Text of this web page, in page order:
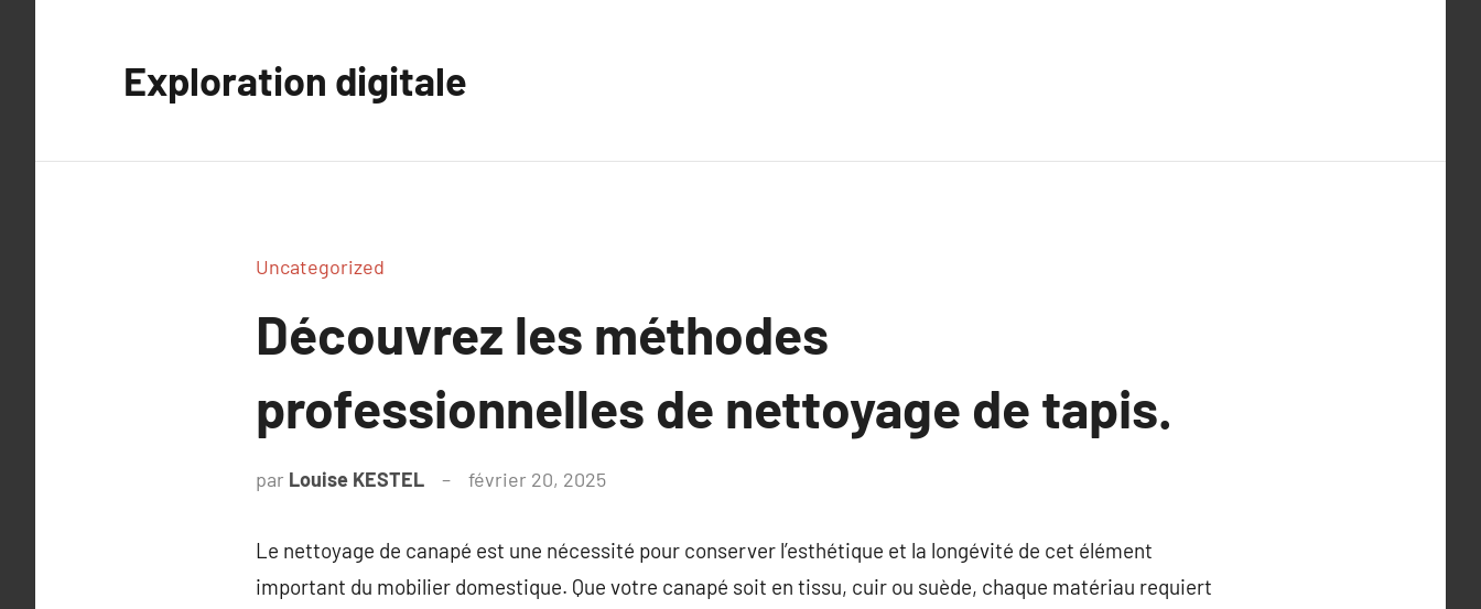
Exploration digitale
Uncategorized
Découvrez les méthodes
professionnelles de nettoyage de tapis.
par Louise KESTEL février 20, 2025
Le nettoyage de canapé est une nécessité pour conserver l’esthétique et la longévité de cet élément
important du mobilier domestique. Que votre canapé soit en tissu, cuir ou suède, chaque matériau requiert